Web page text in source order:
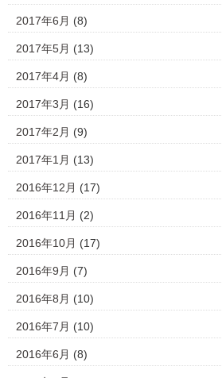
2017年6月 (8)
2017年5月 (13)
2017年4月 (8)
2017年3月 (16)
2017年2月 (9)
2017年1月 (13)
2016年12月 (17)
2016年11月 (2)
2016年10月 (17)
2016年9月 (7)
2016年8月 (10)
2016年7月 (10)
2016年6月 (8)